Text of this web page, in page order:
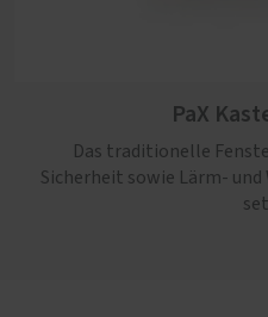
PaX
Das traditionelle
Sicherheit sowie Lärm-